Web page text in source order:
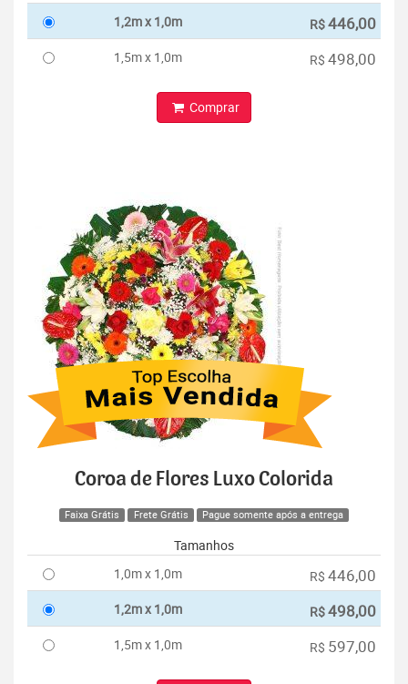
1,2m x 1,0m R$446,00
1,5m x 1,0m R$ 498,00
Comprar
Coroa de Flores Luxo Colorida
Faixa Grátis Frete Grátis Pague somente após a entrega
Tamanhos
1,0m x 1,0m
R$ 446,00
1,2m x 1,0m R$498,00
1,5m x 1,0m R$ 597,00